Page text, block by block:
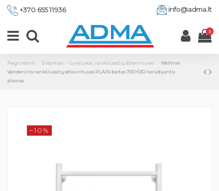
+370 655 11936 info@adma.lt
0
Pagrindinis Šildymas Gyvatukai, rankšluosčių džiovintuvai
Wellmer
Vandeninis rankšluosčių džiovintuvas PLAIN baltas 700×530 nerūdijantis
plienas
−10%